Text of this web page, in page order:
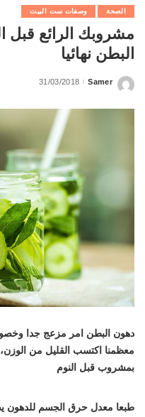
الصحة وصفات ست البيت
مشروبك الرائع قبل
البطن نهائيا
Posted
Samer
31/03/2018
دهون البطن امر مزعج جدا
معظمنا اكتسب القليل من
بمشروب قبل النوم
طبعا معدل حرق الجسم للدهون